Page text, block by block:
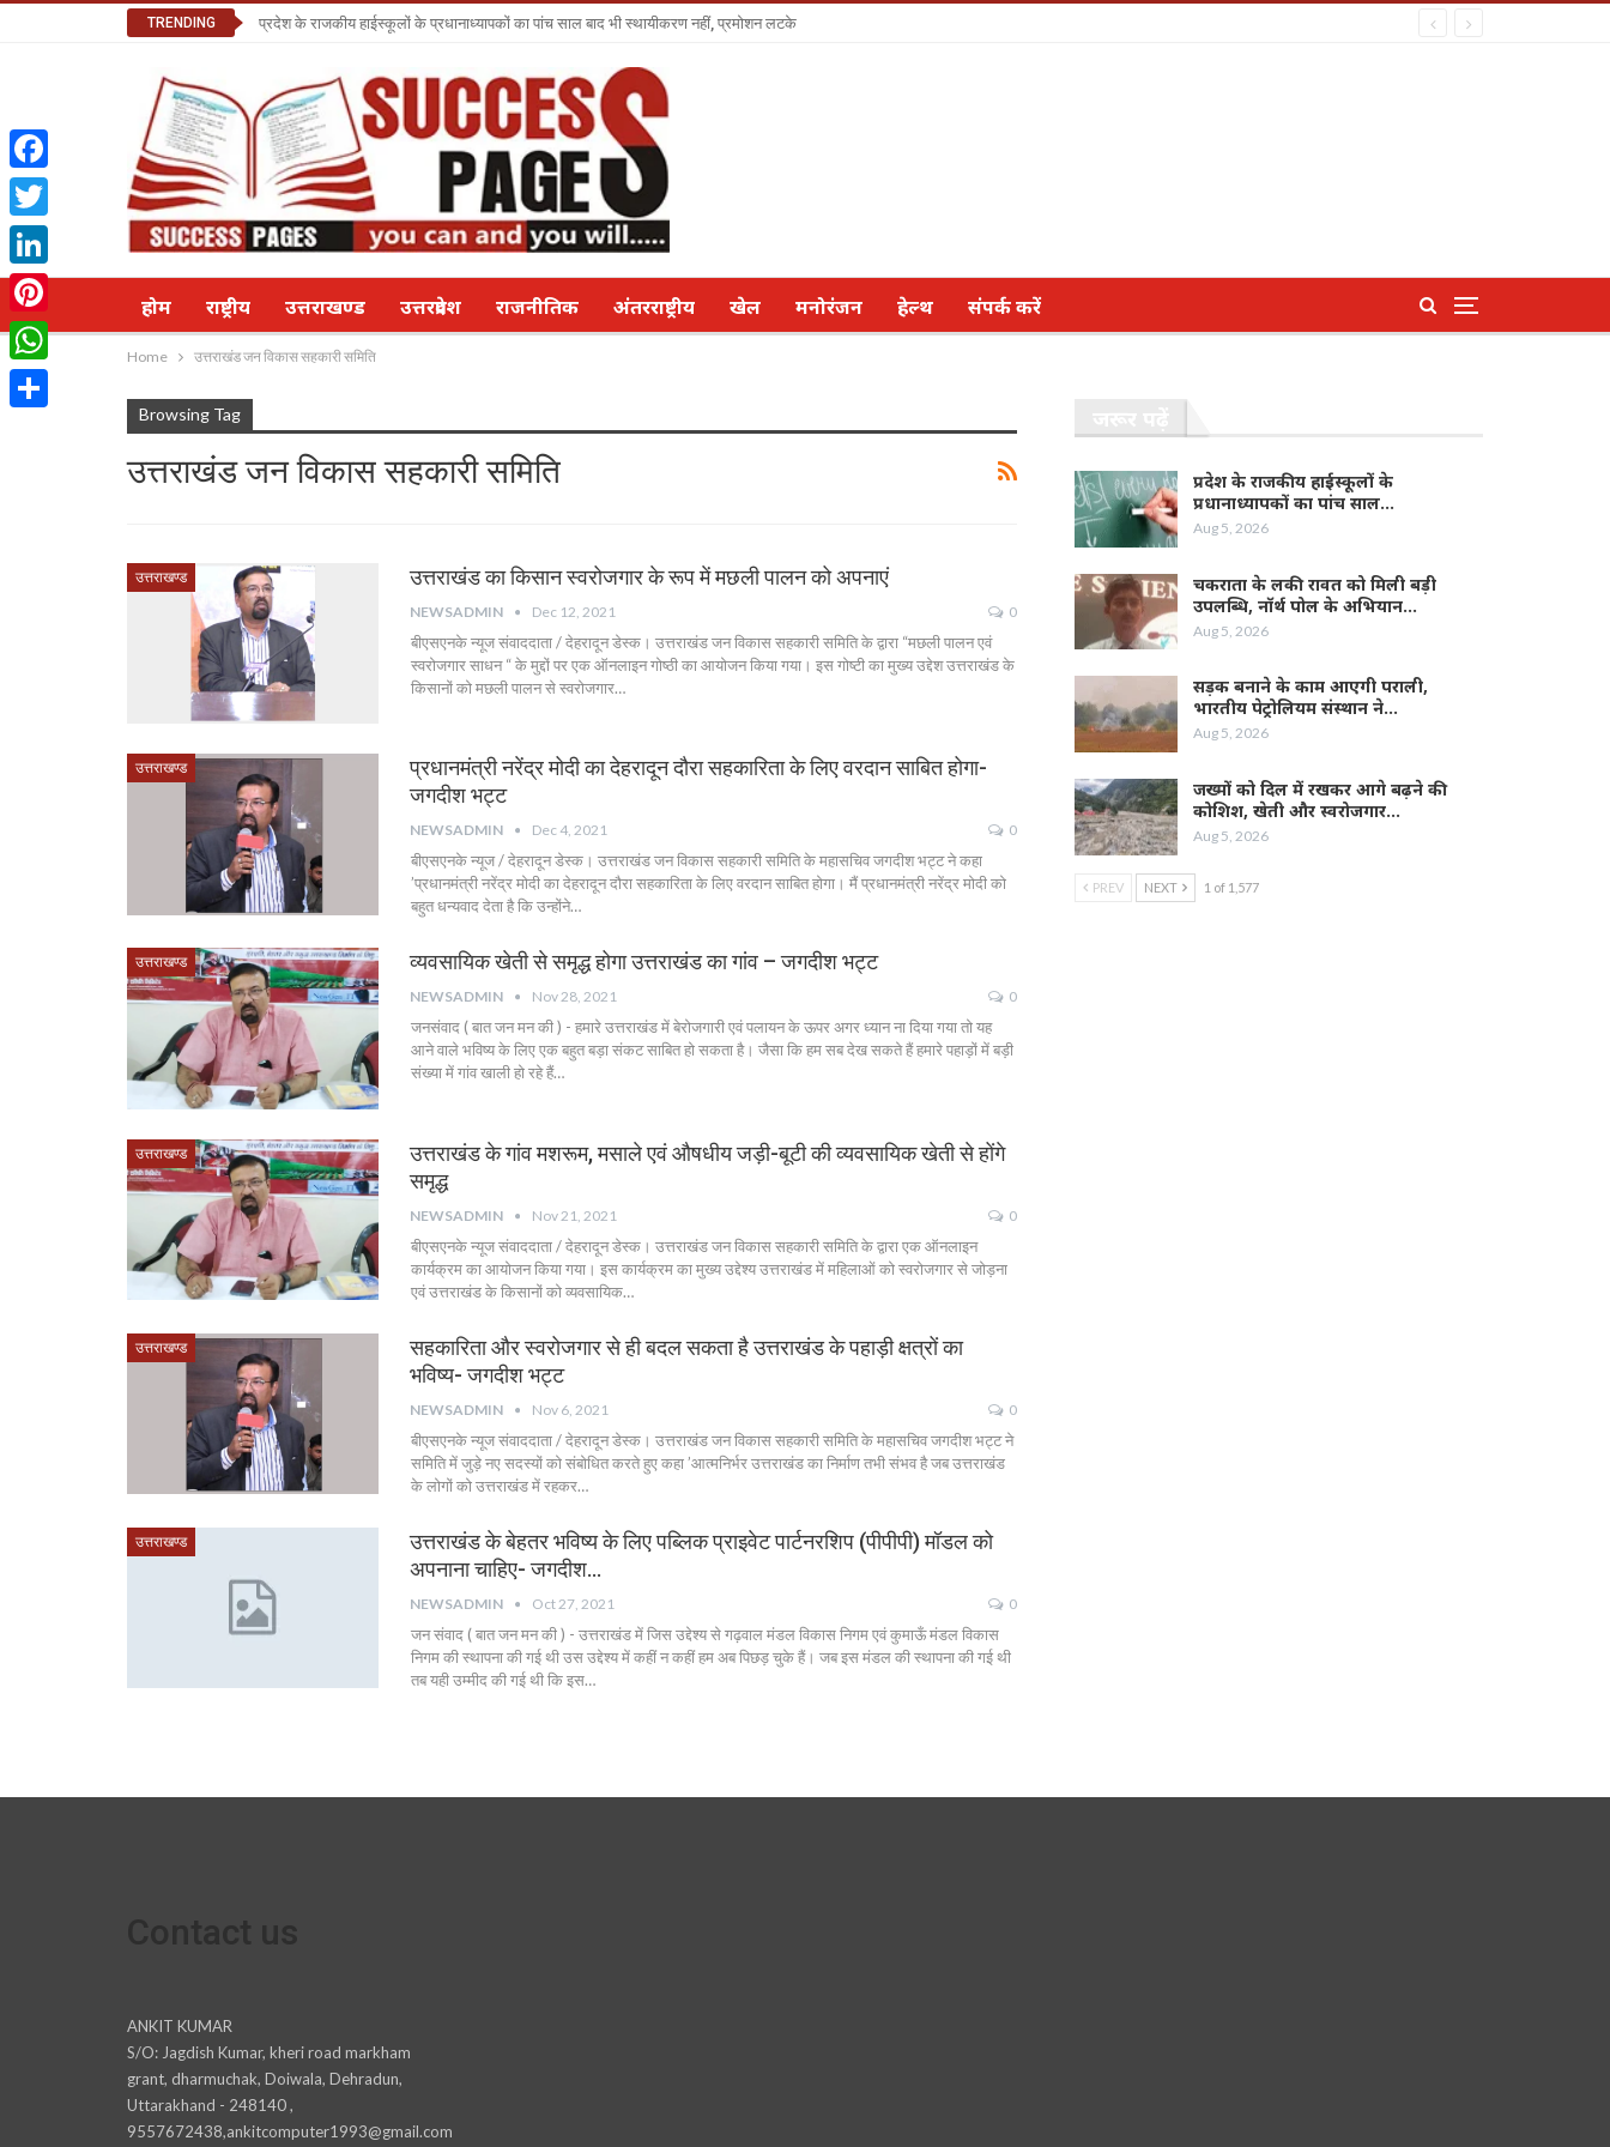
TRENDING प्रदेश के राजकीय हाईस्कूलों के प्रधानाध्यापकों का पांच साल बाद भी स्थायीकरण नहीं, प्रमोशन लटके
होम राष्ट्रीय उत्तराखण्ड उत्तरप्रदेश राजनीतिक अंतरराष्ट्रीय खेल मनोरंजन हेल्थ संपर्क करें
Home उत्तराखंड जन विकास सहकारी समिति
Browsing Tag
उत्तराखंड जन विकास सहकारी समिति
उत्तराखण्ड उत्तराखंड का किसान स्वरोजगार के रूप में मछली पालन को अपनाएं
NEWSADMIN Dec 12, 2021 0
बीएसएनके न्यूज संवाददाता / देहरादून डेस्क। उत्तराखंड जन विकास सहकारी समिति के द्वारा “मछली पालन एवं
स्वरोजगार साधन “ के मुद्दों पर एक ऑनलाइन गोष्ठी का आयोजन किया गया। इस गोष्टी का मुख्य उद्देश उत्तराखंड के
किसानों को मछली पालन से स्वरोजगार…
उत्तराखण्ड
प्रधानमंत्री नरेंद्र मोदी का देहरादून दौरा सहकारिता के लिए वरदान साबित होगा-
जगदीश भट्ट
NEWSADMIN Dec 4, 2021 0
बीएसएनके न्यूज / देहरादून डेस्क। उत्तराखंड जन विकास सहकारी समिति के महासचिव जगदीश भट्ट ने कहा
’प्रधानमंत्री नरेंद्र मोदी का देहरादून दौरा सहकारिता के लिए वरदान साबित होगा। मैं प्रधानमंत्री नरेंद्र मोदी को
बहुत धन्यवाद देता है कि उन्होंने…
उत्तराखण्ड व्यवसायिक खेती से समृद्ध होगा उत्तराखंड का गांव – जगदीश भट्ट
NEWSADMIN Nov 28, 2021 0
जनसंवाद ( बात जन मन की ) - हमारे उत्तराखंड में बेरोजगारी एवं पलायन के ऊपर अगर ध्यान ना दिया गया तो यह
आने वाले भविष्य के लिए एक बहुत बड़ा संकट साबित हो सकता है। जैसा कि हम सब देख सकते हैं हमारे पहाड़ों में बड़ी
संख्या में गांव खाली हो रहे हैं…
उत्तराखण्ड
उत्तराखंड के गांव मशरूम, मसाले एवं औषधीय जड़ी-बूटी की व्यवसायिक खेती से होंगे
समृद्ध
NEWSADMIN Nov 21, 2021 0
बीएसएनके न्यूज संवाददाता / देहरादून डेस्क। उत्तराखंड जन विकास सहकारी समिति के द्वारा एक ऑनलाइन
कार्यक्रम का आयोजन किया गया। इस कार्यक्रम का मुख्य उद्देश्य उत्तराखंड में महिलाओं को स्वरोजगार से जोड़ना
एवं उत्तराखंड के किसानों को व्यवसायिक…
उत्तराखण्ड
सहकारिता और स्वरोजगार से ही बदल सकता है उत्तराखंड के पहाड़ी क्षत्रों का
भविष्य- जगदीश भट्ट
NEWSADMIN Nov 6, 2021 0
बीएसएनके न्यूज संवाददाता / देहरादून डेस्क। उत्तराखंड जन विकास सहकारी समिति के महासचिव जगदीश भट्ट ने
समिति में जुड़े नए सदस्यों को संबोधित करते हुए कहा ’आत्मनिर्भर उत्तराखंड का निर्माण तभी संभव है जब उत्तराखंड
के लोगों को उत्तराखंड में रहकर…
उत्तराखण्ड
उत्तराखंड के बेहतर भविष्य के लिए पब्लिक प्राइवेट पार्टनरशिप (पीपीपी) मॉडल को
अपनाना चाहिए- जगदीश…
NEWSADMIN Oct 27, 2021 0
जन संवाद ( बात जन मन की ) - उत्तराखंड में जिस उद्देश्य से गढ़वाल मंडल विकास निगम एवं कुमाऊँ मंडल विकास
निगम की स्थापना की गई थी उस उद्देश्य में कहीं न कहीं हम अब पिछड़ चुके हैं। जब इस मंडल की स्थापना की गई थी
तब यही उम्मीद की गई थी कि इस…
प्रदेश के राजकीय हाईस्कूलों के
प्रधानाध्यापकों का पांच साल…
Aug 5, 2026
चकराता के लकी रावत को मिली बड़ी
उपलब्धि, नॉर्थ पोल के अभियान…
Aug 5, 2026
सड़क बनाने के काम आएगी पराली,
भारतीय पेट्रोलियम संस्थान ने…
Aug 5, 2026
जख्मों को दिल में रखकर आगे बढ़ने की
कोशिश, खेती और स्वरोजगार…
Aug 5, 2026
PREV NEXT 1 of 1,577
ANKIT KUMAR
S/O: Jagdish Kumar, kheri road markham
grant, dharmuchak, Doiwala, Dehradun,
Uttarakhand - 248140 ,
9557672438,ankitcomputer1993@gmail.com
Facebook
Twitter
LinkedIn
Pinterest
WhatsApp